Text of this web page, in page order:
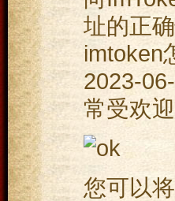
址的正
imtoken
2023-
常受欢
您可以